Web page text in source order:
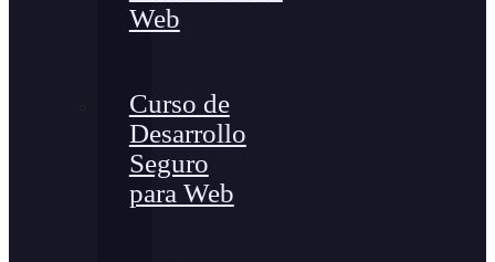
Web
Curso de
Desarrollo
Seguro
para Web